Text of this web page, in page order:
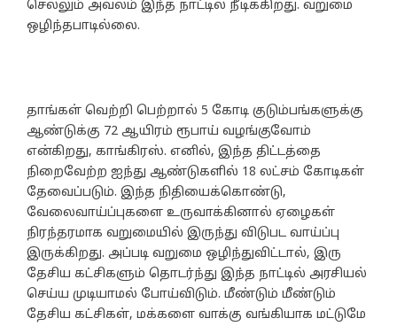
செல்லும் அவலம் இந்த நாட்டில் நீடிக்கிறது. வறுமை
ஒழிந்தபாடில்லை.
தாங்கள் வெற்றி பெற்றால் 5 கோடி குடும்பங்களுக்கு
ஆண்டுக்கு 72 ஆயிரம் ரூபாய் வழங்குவோம்
என்கிறது, காங்கிரஸ். எனில், இந்த திட்டத்தை
நிறைவேற்ற ஐந்து ஆண்டுகளில் 18 லட்சம் கோடிகள்
தேவைப்படும். இந்த நிதியைக்கொண்டு,
வேலைவாய்ப்புகளை உருவாக்கினால் ஏழைகள்
நிரந்தரமாக வறுமையில் இருந்து விடுபட வாய்ப்பு
இருக்கிறது. அப்படி வறுமை ஒழிந்துவிட்டால், இரு
தேசிய கட்சிகளும் தொடர்ந்து இந்த நாட்டில் அரசியல்
செய்ய முடியாமல் போய்விடும். மீண்டும் மீண்டும்
தேசிய கட்சிகள், மக்களை வாக்கு வங்கியாக மட்டுமே